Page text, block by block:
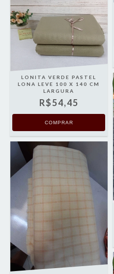
LONITA VERDE PASTEL
LONA LEVE 100 X 140 CM
LARGURA
R$54,45